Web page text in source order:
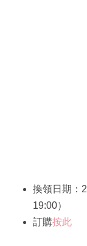
換領日期：
19:00）
訂購按此